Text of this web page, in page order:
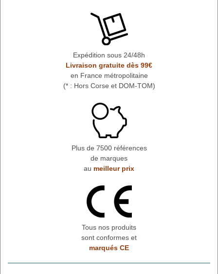
Expédition sous 24/48h
Livraison gratuite dès 99€
en France métropolitaine
(* : Hors Corse et DOM-TOM)
Plus de 7500 références
de marques
au meilleur prix
Tous nos produits
sont conformes et
marqués CE